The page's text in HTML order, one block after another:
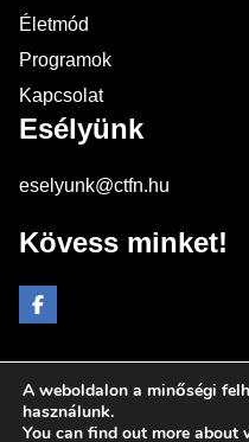
Életmód
Programok
Kapcsolat
Esélyünk
eselyunk@ctfn.hu
Kövess minket!
Copyright © 2024
Általános
A weboldalon a minőségi
használunk.
You can find out more about